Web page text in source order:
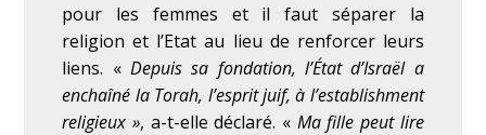
pour les femmes et il faut séparer la
religion et l’Etat au lieu de renforcer leurs
liens. «Depuis sa fondation, l’État d’Israël a
enchaîné la Torah, l’esprit juif, à l’establishment
religieux », a-t-elle déclaré. « Ma fille peut lire